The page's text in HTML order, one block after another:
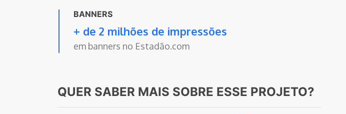
BANNERS
+ de 2 milhões de impressões
em banners no Estadão.com
QUER SABER MAIS SOBRE ESSE PROJETO?